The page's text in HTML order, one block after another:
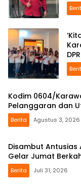
Kodim 0604/
Pelanggaran dan
Berita Agustus 3, 2026
Disambut Antusias
Gelar Jumat
Berita Juli 31, 2026